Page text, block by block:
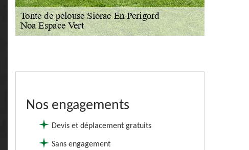
Nos engagements
Devis et déplacement gratuits
Sans engagement